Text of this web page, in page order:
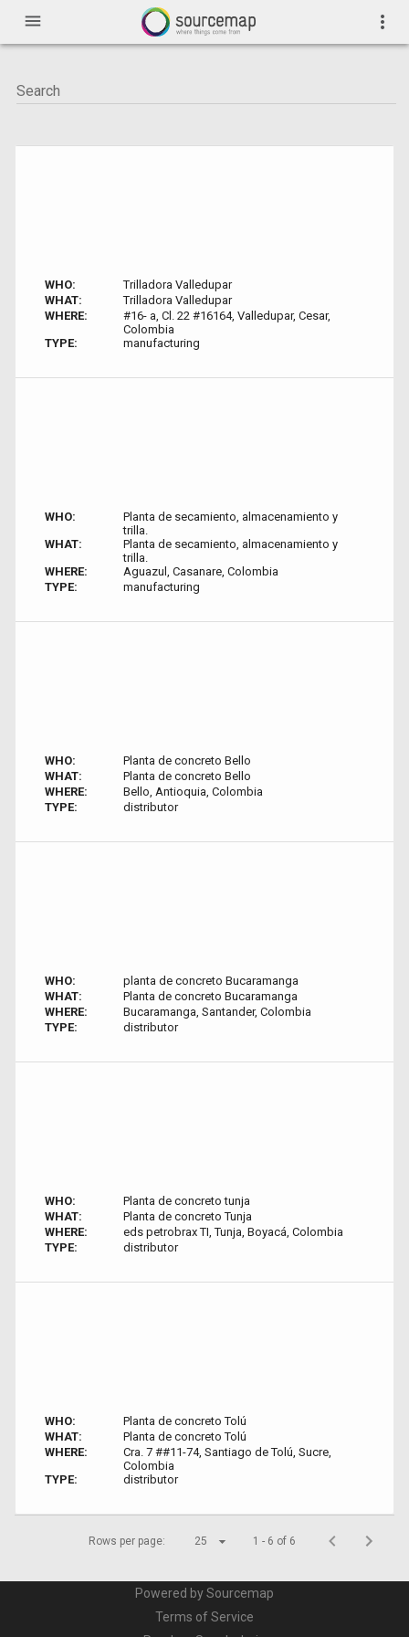
menu more_vert
WHO:
Trilladora Valledupar
WHAT:
Trilladora Valledupar
WHERE:
#16- a, Cl. 22 #16164, Valledupar, Cesar,
Colombia
TYPE:
manufacturing
WHO:
Planta de secamiento, almacenamiento y
trilla.
WHAT:
Planta de secamiento, almacenamiento y
trilla.
WHERE:
Aguazul, Casanare, Colombia
TYPE:
manufacturing
WHO:
Planta de concreto Bello
WHAT:
Planta de concreto Bello
WHERE:
Bello, Antioquia, Colombia
TYPE:
distributor
WHO:
planta de concreto Bucaramanga
WHAT:
Planta de concreto Bucaramanga
WHERE:
Bucaramanga, Santander, Colombia
TYPE:
distributor
WHO:
Planta de concreto tunja
WHAT:
Planta de concreto Tunja
WHERE:
eds petrobrax TI, Tunja, Boyacá, Colombia
TYPE:
distributor
WHO:
Planta de concreto Tolú
WHAT:
Planta de concreto Tolú
WHERE:
Cra. 7 ##11-74, Santiago de Tolú, Sucre,
Colombia
TYPE:
distributor
Rows per page: 25 1 - 6 of 6
Powered by Sourcemap
Terms of Service